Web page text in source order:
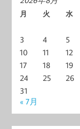
月 火 水
3
4 5
10
11 12
17
18 19
24
25 26
31
« 7月